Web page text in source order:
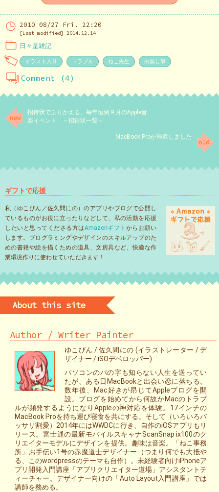
2010 08/27 Fri. 22:20
[Last modified] 2014.12.14
日々是雑記
イラスト入り トラブル ねこ先生 由無し事
Comment (4)
招待状でふりかえる、毎年恒例９月のApple音
楽イベント ～招待状一覧～
MacBook Proが帰還しました
ギフトで応援
私（ゆこびん／佐久間にの）のアプリやブログで公開し
ているものがお役に立ったりなどして、私の活動を応援
したいと思ってくださる方はAmazonギフト からお願い
します。プログラミングやデザインのスキルアップのた
めの書籍や絵を描くための道具、文房具など、快適な作
業環境作りに使わせていただきます！
About this site
Author / Writer Painter
ゆこびん / 佐久間にの (イラストレーター / デ
ザイナー / iSOデベロッパー)
パソコンのパの字も知らない人生を送ってい
たが、ある日MacBookと出会い恋に落ちる。
数年後、Mac好きが昂じてAppleブログを開
設。ブログを始めてから何故かMacのトラブ
ルが頻発するようになりAppleの神対応を体験。17インチの
MacBook Proを持ち運び寝食を共にする。そして（いろいろバ
ッサリ割愛）2014年にはWWDCに行き、自作のiOSアプリもリ
リース。富士通の最新モバイルスキャナScanSnap ix100のク
リエイターモデルにデザインを提供。趣味は音楽。「ねこ事務
所」お手伝い1号の赤魔道士デザイナー（つまり何でも大抵や
る、このwordpressのテーマも自作）。未経験者向けiPhoneア
プリ開発入門講座「アプリクリエイター道場」アシスタントテ
ィーチャー。デザイナー向けの「Auto Layout入門講座」では
講師を務める。